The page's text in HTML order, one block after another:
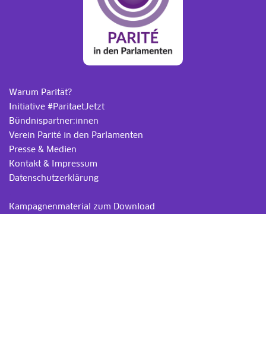
Warum Parität?
Initiative #ParitaetJetzt
Bündnispartner:innen
Verein Parité in den Parlamenten
Presse & Medien
Kontakt & Impressum
Datenschutzerklärung
Kampagnenmaterial zum Download